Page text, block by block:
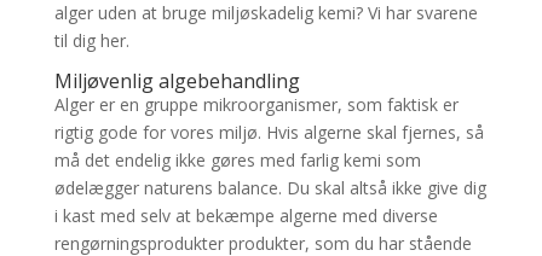
alger uden at bruge miljøskadelig kemi? Vi har svarene
til dig her.
Miljøvenlig algebehandling
Alger er en gruppe mikroorganismer, som faktisk er
rigtig gode for vores miljø. Hvis algerne skal fjernes, så
må det endelig ikke gøres med farlig kemi som
ødelægger naturens balance. Du skal altså ikke give dig
i kast med selv at bekæmpe algerne med diverse
rengørningsprodukter produkter, som du har stående